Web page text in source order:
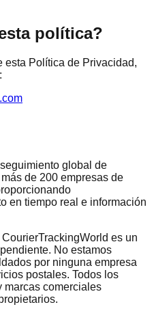
política?
esta Política de Privacidad,
global de
de 200 empresas de
en tiempo real e información
es un
No estamos
por ninguna empresa
postales. Todos los
marcas comerciales